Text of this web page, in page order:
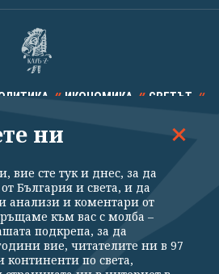
ИКОНОМИКА СВЕТЪТ
ТЕХНОЛОГИИ КАЛЕЙДОСКОП
Политика за поверителност
ни
вие сте тук и днес, за да
България и света, и да
анализи и коментари от
към вас с молба –
подкрепа, за да
вие, читателите ни в 97
по света,